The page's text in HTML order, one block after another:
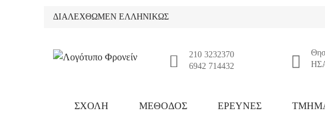
ΔΙΑΛΕΧΘΩΜΕΝ ΕΛΛΗΝΙΚΩΣ
210 3232370
6942 714432
ΣΧΟΛΗ ΜΕΘΟΔΟΣ ΕΡΕΥΝΕΣ